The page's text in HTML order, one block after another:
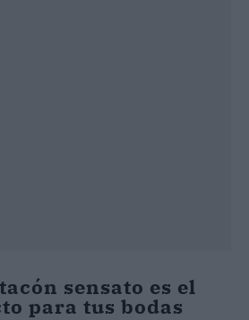
sensato es el
para tus bodas